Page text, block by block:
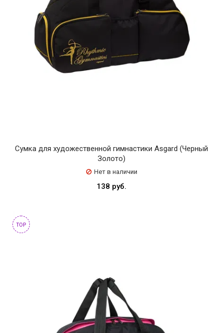
Сумка для художественной гимнастики Asgard (Черный
Золото)
Нет в наличии
138 руб.
TOP